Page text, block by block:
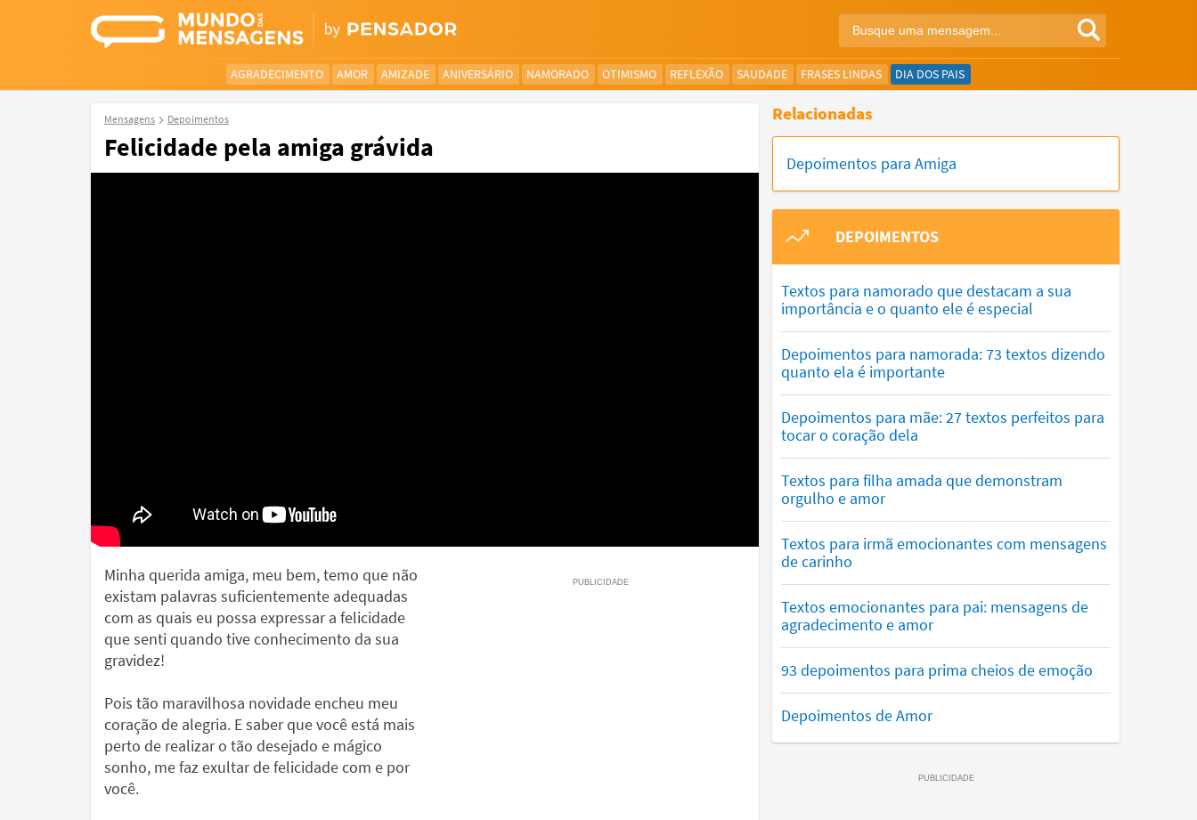
AGRADECIMENTO AMOR AMIZADE ANIVERSÁRIO NAMORADO OTIMISMO REFLEXÃO SAUDADE FRASES LINDAS DIA DOS PAIS
Mensagens Depoimentos
Felicidade pela amiga grávida
Minha querida amiga, meu bem, temo que não
existam palavras suficientemente adequadas
com as quais eu possa expressar a felicidade
que senti quando tive conhecimento da sua
gravidez!
Pois tão maravilhosa novidade encheu meu
coração de alegria. E saber que você está mais
perto de realizar o tão desejado e mágico
sonho, me faz exultar de felicidade com e por
você.
Relacionadas
Depoimentos para Amiga
DEPOIMENTOS
Textos para namorado que destacam a sua
importância e o quanto ele é especial
Depoimentos para namorada: 73 textos dizendo
quanto ela é importante
Depoimentos para mãe: 27 textos perfeitos para
tocar o coração dela
Textos para filha amada que demonstram
orgulho e amor
Textos para irmã emocionantes com mensagens
de carinho
Textos emocionantes para pai: mensagens de
agradecimento e amor
93 depoimentos para prima cheios de emoção
Depoimentos de Amor